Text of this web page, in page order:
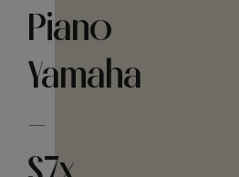
Piano
Yamaha
–